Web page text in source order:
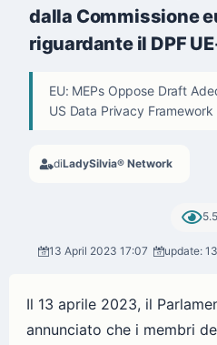
dalla Commissione
riguardante il DPF
EU: MEPs Oppose Draft
US Data Privacy Framework
diLadySilvia® Network
13 April 2023 17:07 update:
Il 13 aprile 2023, il
annunciato che i membri